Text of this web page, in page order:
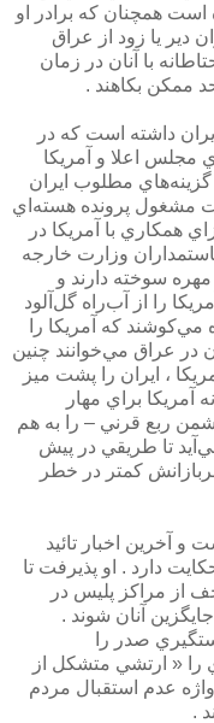
همچنان كه برادر او
دير يا زود از عراق
با آنان در زمان
ممكن بكاهند .
داشته است كه در
مجلس اعلا و آمريكا
گزينه‌هاي مطلوب ايران
مشغول پرونده هسته‌اي
همكاري با آمريكا در
وزارت خارجه
سوخته دارند و
را از آب‌راه گل‌آلود
مي‌كوشند كه آمريكا را
در عراق مي‌خوانند چنين
، ايران را پشت ميز
آمريكا براي مهار
ربع قرني – را به هم
تا طريقي در پيش
كمتر در خطر
آخرين اخبار تائيد
دارد . او پذيرفت تا
از مراكز پليس در
آنان شوند .
صدر را
« ارتشي متشكل از
عدم استقبال مردم
.